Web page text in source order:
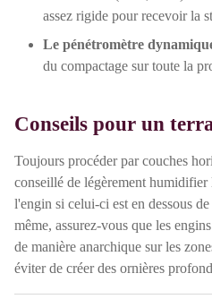
assez rigide pour recevoir la
Le pénétromètre
du compactage sur toute la
Conseils pour un
Toujours procéder par couches
conseillé de légèrement humidifier
l'engin si celui-ci est en dessous
même, assurez-vous que les
de manière anarchique sur les
éviter de créer des ornières